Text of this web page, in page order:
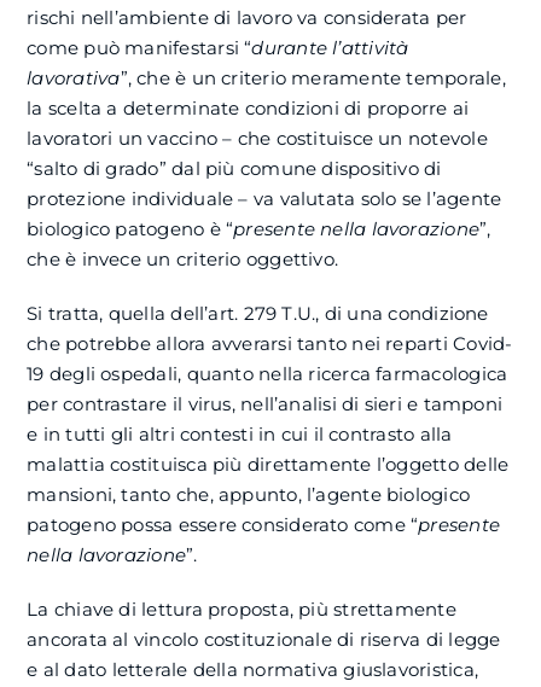
rischi nell’ambiente di lavoro va considerata per
come può manifestarsi “durante l’attività
lavorativa”, che è un criterio meramente temporale,
la scelta a determinate condizioni di proporre ai
lavoratori un vaccino – che costituisce un notevole
“salto di grado” dal più comune dispositivo di
protezione individuale – va valutata solo se l’agente
biologico patogeno è “presente nella lavorazione”,
che è invece un criterio oggettivo.
Si tratta, quella dell’art. 279 T.U., di una condizione
che potrebbe allora avverarsi tanto nei reparti Covid-
19 degli ospedali, quanto nella ricerca farmacologica
per contrastare il virus, nell’analisi di sieri e tamponi
e in tutti gli altri contesti in cui il contrasto alla
malattia costituisca più direttamente l’oggetto delle
mansioni, tanto che, appunto, l’agente biologico
patogeno possa essere considerato come “presente
nella lavorazione”.
La chiave di lettura proposta, più strettamente
ancorata al vincolo costituzionale di riserva di legge
e al dato letterale della normativa giuslavoristica,